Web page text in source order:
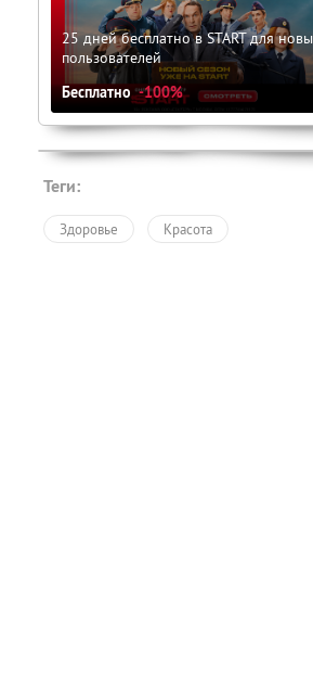
25 дней бесплатно в START для
пользователей
Бесплатно -100%
Теги:
Здоровье Красота